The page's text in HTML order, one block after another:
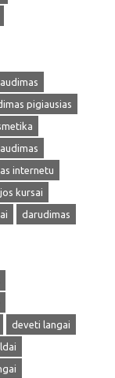
pigiausias
internetu
kursai
darudimas
deveti langai